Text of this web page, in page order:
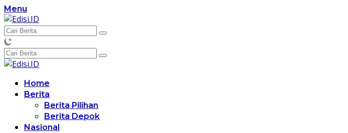
Langsung
ke
konten
Menu
Home
Berita
Berita Pilihan
Berita Depok
Nasional